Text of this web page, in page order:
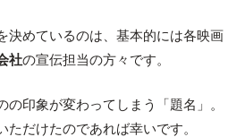
決めているのは、基本的には各映画
社の宣伝担当の方々です。
の印象が変わってしまう「題名」。
ただけたのであれば幸いです。